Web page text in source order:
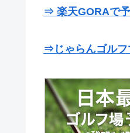
⇒ 楽天GORAで予
⇒じゃらんゴルフ